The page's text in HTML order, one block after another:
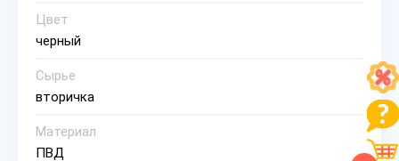
Цвет
черный
Сырье
вторичка
Материал
ПВД